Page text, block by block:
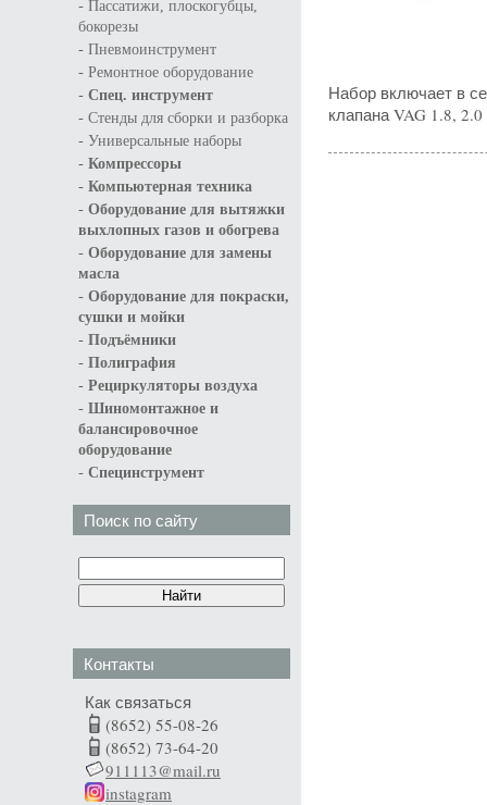
- Пассатижи, плоскогубцы,
бокорезы
- Пневмоинструмент
- Ремонтное оборудование
- Спец. инструмент
- Стенды для сборки и разборка
- Универсальные наборы
- Компрессоры
- Компьютерная техника
- Оборудование для вытяжки
выхлопных газов и обогрева
- Оборудование для замены
масла
- Оборудование для покраски,
сушки и мойки
- Подъёмники
- Полиграфия
- Рециркуляторы воздуха
- Шиномонтажное и
балансировочное
оборудование
- Специнструмент
Поиск по сайту
Контакты
Как связаться
(8652) 55-08-26
(8652) 73-64-20
911113@mail.ru
instagram
Набор включает в
клапана VAG 1.8, 2.0